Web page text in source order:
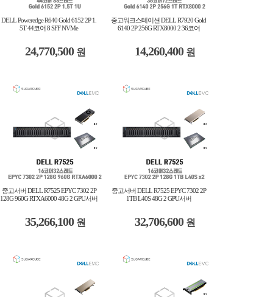
DELL Poweredge R640 Gold 6152 2P 1.
5T 44코어 8 SFF NVMe
24,770,500 원
중고워크스테이션 DELL R7920 Gold
6140 2P 256G RTX8000 2 36코어
14,260,400 원
중고서버 DELL R7525 EPYC 7302 2P
128G 960G RTXA6000 48G 2 GPU서버
35,266,100 원
중고서버 DELL R7525 EPYC 7302 2P
1TB L40S 48G 2 GPU서버
32,706,600 원